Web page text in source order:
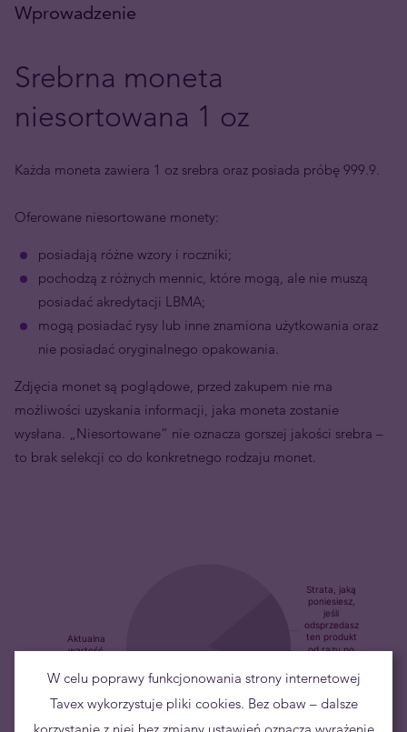
Wprowadzenie
Srebrna moneta
niesortowana 1 oz
Każda moneta zawiera 1 oz srebra oraz posiada próbę 999.9.
Oferowane niesortowane monety:
posiadają różne wzory i roczniki;
pochodzą z różnych mennic, które mogą, ale nie muszą
posiadać akredytacji LBMA;
mogą posiadać rysy lub inne znamiona użytkowania oraz
nie posiadać oryginalnego opakowania.
Zdjęcia monet są poglądowe, przed zakupem nie ma
możliwości uzyskania informacji, jaka moneta zostanie
wysłana. „Niesortowane” nie oznacza gorszej jakości srebra –
to brak selekcji co do konkretnego rodzaju monet.
W celu poprawy funkcjonowania strony internetowej
Tavex wykorzystuje pliki cookies. Bez obaw – dalsze